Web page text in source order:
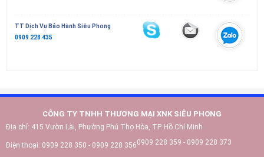
TT Dịch Vụ Bảo Hành Siêu Phong
0909 228 435
CÔNG TY TNHH THƯƠNG MẠI XNK SIÊU PHONG
Địa chỉ: 415 Vườn Lài, Phường Phú Thọ Hòa, TP. Hồ Chí Minh
Điện thoại: 0909 228 350 - 0909 228 3560909 228 359 - 0909 228 373